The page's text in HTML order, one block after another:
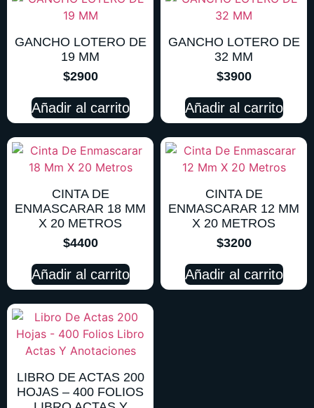
GANCHO LOTERO DE
19 MM
$2900
Añadir al carrito
GANCHO LOTERO DE
32 MM
$3900
Añadir al carrito
CINTA DE
ENMASCARAR 18 MM
X 20 METROS
$4400
Añadir al carrito
CINTA DE
ENMASCARAR 12 MM
X 20 METROS
$3200
Añadir al carrito
LIBRO DE ACTAS 200
HOJAS – 400 FOLIOS